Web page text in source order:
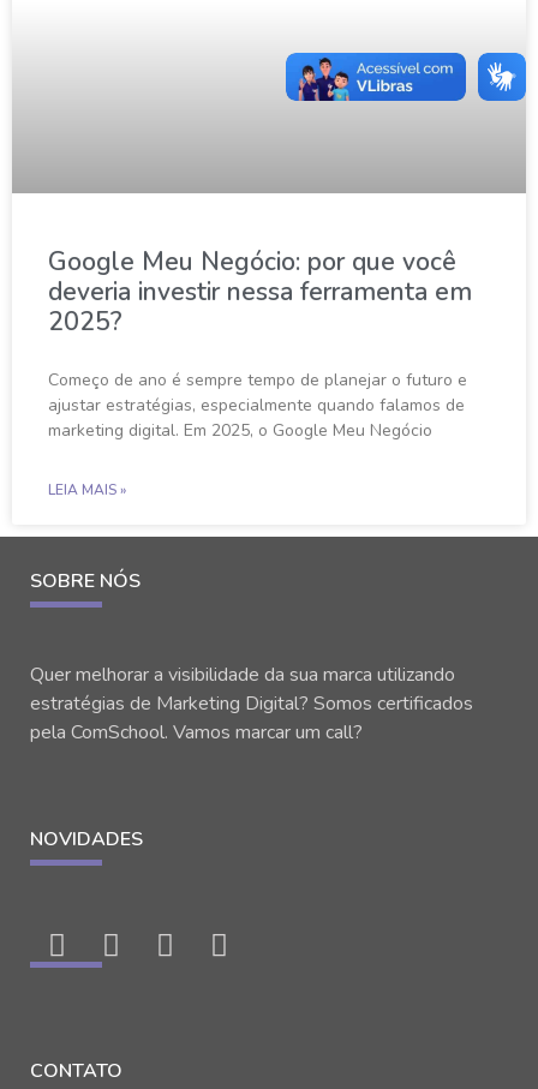
Google Meu Negócio: por que você
deveria investir nessa ferramenta em
2025?
Começo de ano é sempre tempo de planejar o futuro e
ajustar estratégias, especialmente quando falamos de
marketing digital. Em 2025, o Google Meu Negócio
LEIA MAIS »
SOBRE NÓS
Quer melhorar a visibilidade da sua marca utilizando
estratégias de Marketing Digital? Somos certificados
pela ComSchool. Vamos marcar um call?
NOVIDADES
CONTATO